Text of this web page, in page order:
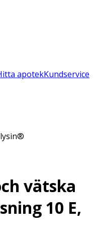
apotekKundservice
vätska
10 E,